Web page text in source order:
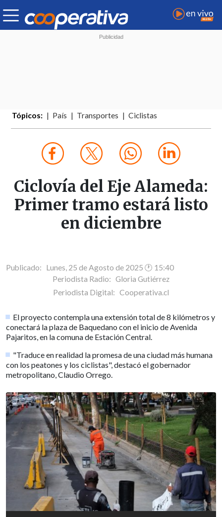
Tópicos: País Transportes Ciclistas
Ciclovía del Eje Alameda:
Primer tramo estará listo
en diciembre
Publicado: Lunes, 25 de Agosto de 2025 🕐 15:40
Periodista Radio: Gloria Gutiérrez
Periodista Digital: Cooperativa.cl
El proyecto contempla una extensión total de 8 kilómetros y
conectará la plaza de Baquedano con el inicio de Avenida
Pajaritos, en la comuna de Estación Central.
"Traduce en realidad la promesa de una ciudad más humana
con los peatones y los ciclistas", destacó el gobernador
metropolitano, Claudio Orrego.